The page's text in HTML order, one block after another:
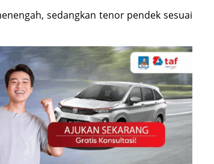
sedangkan tenor pendek sesuai